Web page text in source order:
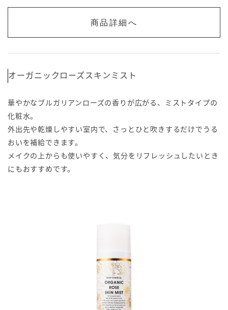
商品詳細へ
オーガニックローズスキンミスト
華やかなブルガリアンローズの香りが広がる、ミストタイプの
化粧水。
外出先や乾燥しやすい室内で、さっとひと吹きするだけでうる
おいを補給できます。
メイクの上からも使いやすく、気分をリフレッシュしたいとき
にもおすすめです。